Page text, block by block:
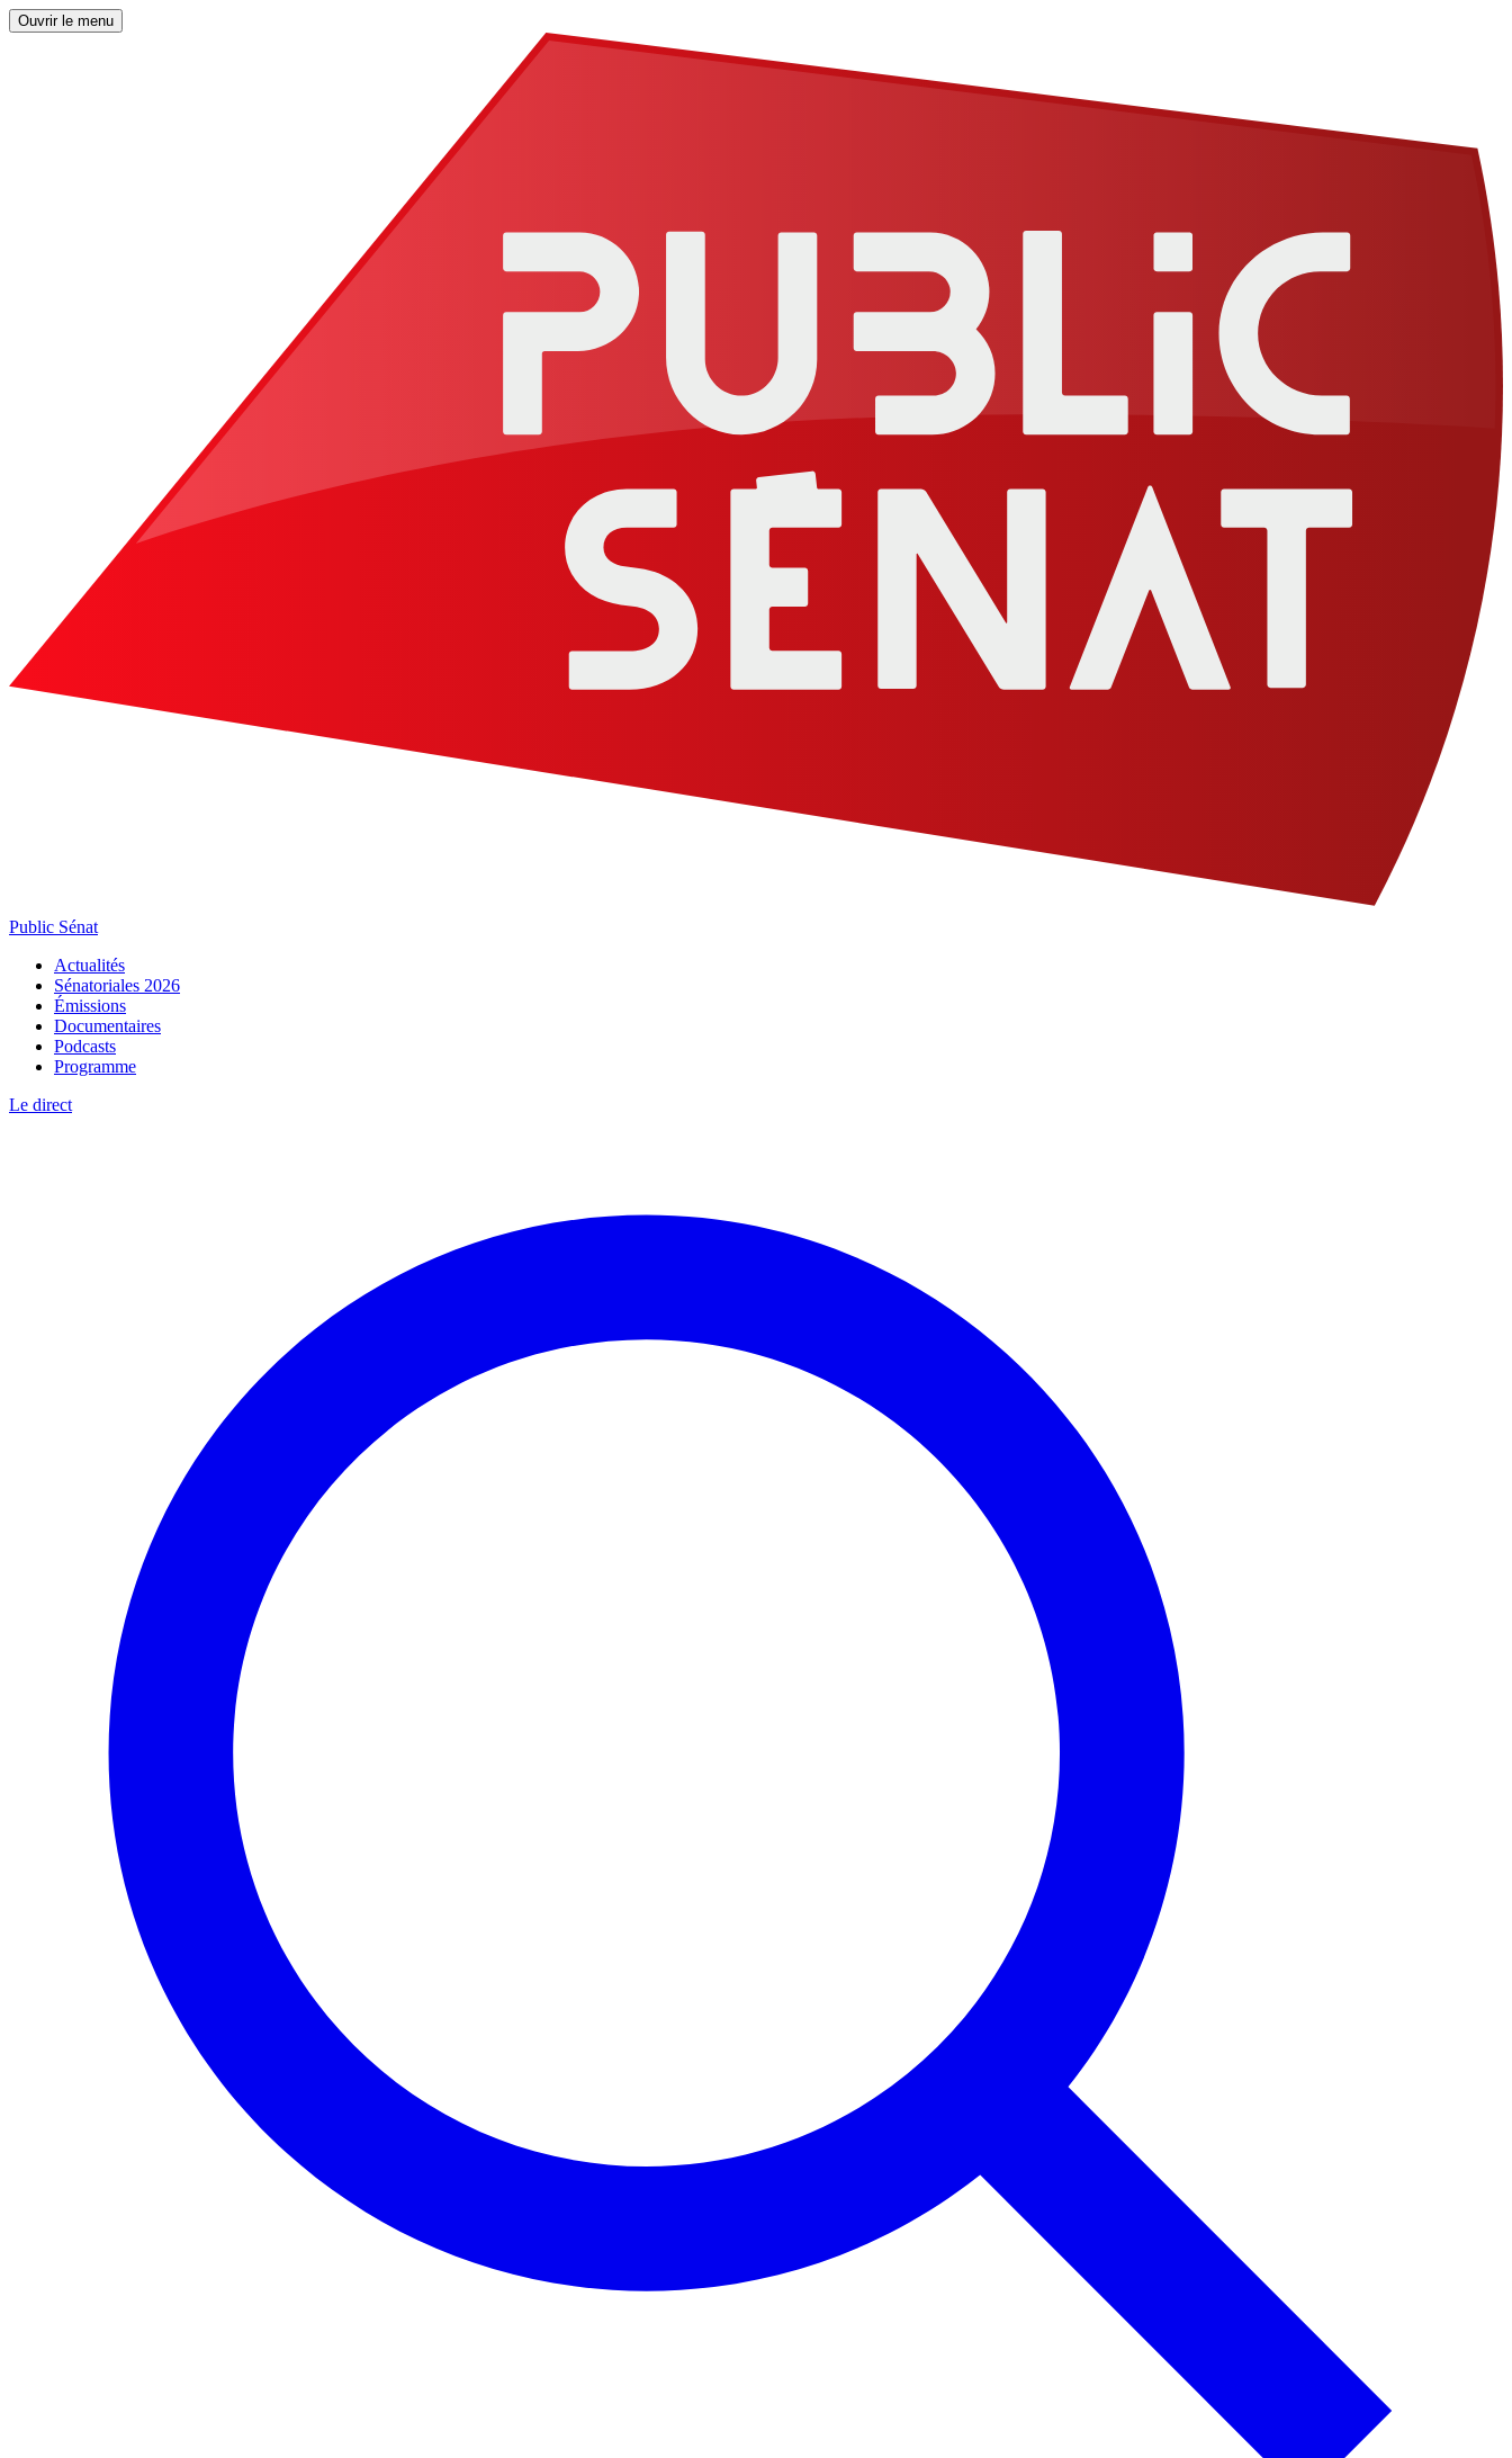
Ouvrir le menu
Public Sénat
Actualités
Sénatoriales 2026
Émissions
Documentaires
Podcasts
Programme
Le direct